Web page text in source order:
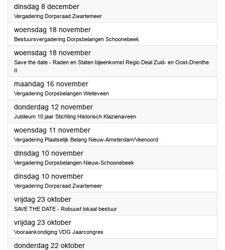
dinsdag 8 december2026
Vergadering Dorpsraad Zwartemeer
woensdag 18 november2026
Bestuursvergadering Dorpsbelangen Schoonebeek
woensdag 18 november2026
Save the date - Raden en Staten bijeenkomst Regio Deal Zuid- en Oost-Drenthe
II
maandag 16 november2026
Vergadering Dorpsbelangen Weiteveen
donderdag 12 november2026
Jubileum 10 jaar Stichting Historisch Klazienaveen
woensdag 11 november2026
Vergadering Plaatselijk Belang Nieuw-Amsterdam/Veenoord
dinsdag 10 november2026
Vergadering Dorpsbelangen Nieuw-Schoonebeek
dinsdag 10 november2026
Vergadering Dorpsraad Zwartemeer
vrijdag 23 oktober2026
SAVE THE DATE - Robuust lokaal bestuur
vrijdag 23 oktober2026
Vooraankondiging VDG Jaarcongres
donderdag 22 oktober2026